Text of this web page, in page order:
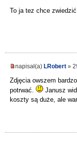
To ja tez chce
napisał(a) LRobert »
Zdjęcia owszem
potrwać.
Janusz
koszty są duże, ale